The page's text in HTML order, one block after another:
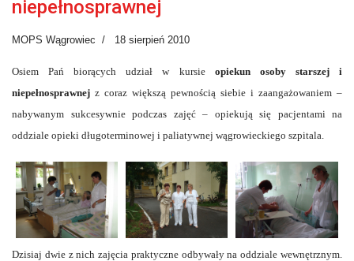
niepełnosprawnej
MOPS Wągrowiec 18 sierpień 2010
Osiem Pań biorących udział w kursie opiekun osoby starszej i
niepełnosprawnej z coraz większą pewnością siebie i zaangażowaniem –
nabywanym sukcesywnie podczas zajęć – opiekują się pacjentami na
oddziale opieki długoterminowej i paliatywnej wągrowieckiego szpitala.
Dzisiaj dwie z nich zajęcia praktyczne odbywały na oddziale wewnętrznym.